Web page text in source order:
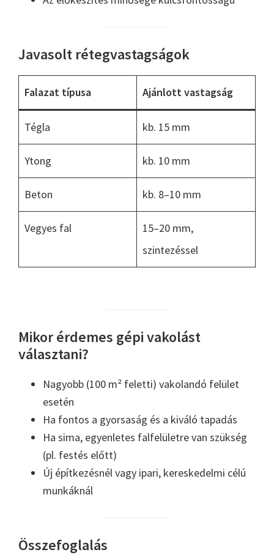
Javasolt rétegvastagságok
Falazat típusa Ajánlott vastagság
Tégla kb. 15 mm
Ytong kb. 10 mm
Beton kb. 8–10 mm
Vegyes fal
15–20 mm,
szintezéssel
Mikor érdemes gépi vakolást
választani?
Nagyobb (100 m² feletti) vakolandó felület
esetén
Ha fontos a gyorsaság és a kiváló tapadás
Ha sima, egyenletes falfelületre van szükség
(pl. festés előtt)
Új építkezésnél vagy ipari, kereskedelmi célú
munkáknál
Összefoglalás